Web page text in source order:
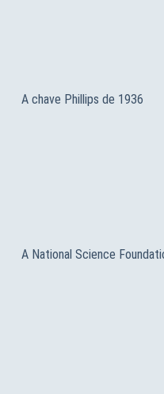
A chave Phillips de 1936
A National Science